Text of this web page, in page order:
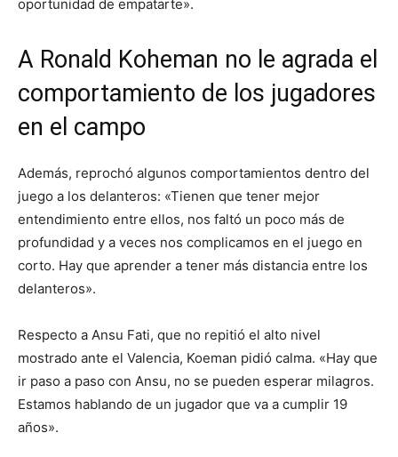
oportunidad de empatarte».
A Ronald Koheman no le agrada el
comportamiento de los jugadores
en el campo
Además, reprochó algunos comportamientos dentro del
juego a los delanteros: «Tienen que tener mejor
entendimiento entre ellos, nos faltó un poco más de
profundidad y a veces nos complicamos en el juego en
corto. Hay que aprender a tener más distancia entre los
delanteros».
Respecto a Ansu Fati, que no repitió el alto nivel
mostrado ante el Valencia, Koeman pidió calma. «Hay que
ir paso a paso con Ansu, no se pueden esperar milagros.
Estamos hablando de un jugador que va a cumplir 19
años».